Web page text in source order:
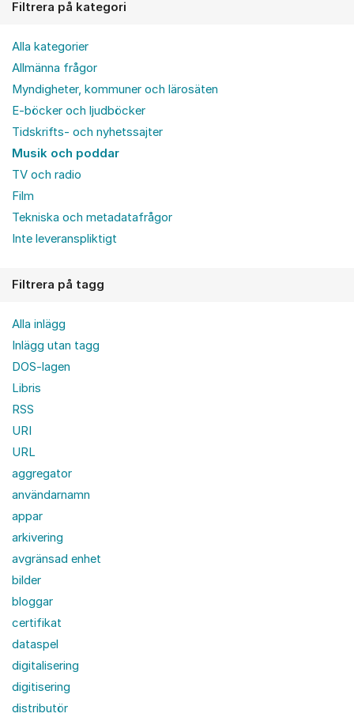
Filtrera på kategori
Alla kategorier
Allmänna frågor
Myndigheter, kommuner och lärosäten
E-böcker och ljudböcker
Tidskrifts- och nyhetssajter
Musik och poddar
TV och radio
Film
Tekniska och metadatafrågor
Inte leveranspliktigt
Filtrera på tagg
Alla inlägg
Inlägg utan tagg
DOS-lagen
Libris
RSS
URI
URL
aggregator
användarnamn
appar
arkivering
avgränsad enhet
bilder
bloggar
certifikat
dataspel
digitalisering
digitisering
distributör